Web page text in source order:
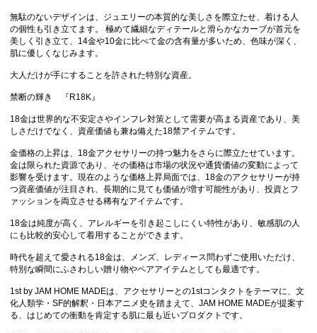
無駄のないデザインは、ジュエリーの本質的な美しさを際立たせ、着ける人
の個性も引き立てます。 極めて繊細なディテールと滑らかなカーブが首元を
美しく引き立て、14金や10金に比べて金の含有量が多いため、色味が深く、
肌に優しくなじみます。
大人だけが手にすることを許された特別な資産。
禁断の輝き 『R18K』
18金は世界的な不安定さやインフレ対策として需要が高まる資産であり、美
しさだけでなく、資産価値も兼ね備えた18禁アイテムです。
金価格の上昇は、18金アクセサリーの持つ魅力をさらに際立たせています。
金は限られた資源であり、その価格は市場の状況や通貨価値の変動によって
影響を受けます。現在のような価格上昇局面では、18金のアクセサリーが持
つ資産価値が注目され、長期的に見ても価値が増す可能性があり、投資とフ
ァッションを両立させる稀有なアイテムです。
18金は純度が高く、アレルギーを引き起こしにくい特性があり、敏感肌の人
にも比較的安心して着用することができます。
時代を超えて愛される18金は、メンズ、レディース問わずご使用いただけ、
特別な瞬間にふさわしい贈り物やペアアイテムとしても最適です。
1st by JAM HOME MADEは、アクセサリーとの1stコンタクトをテーマに、文
化人類学・SF的解釈・日本アニメ史を踏まえて、JAM HOME MADEが提案す
る、はじめての衝動を肯定する肌に最も近いプロダクトです。